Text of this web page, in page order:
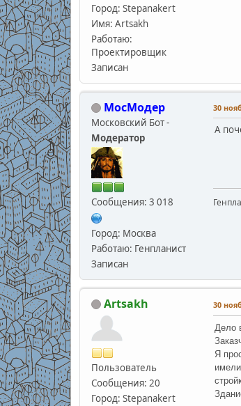
Город: Stepanakert
Имя: Artsakh
Работаю:
Проектировщик
Записан
МосМодер
Московский Бот -
Модератор
Сообщения: 3 018
Город: Москва
Работаю: Генпланист
Записан
30
А
Artsakh
Пользователь
Сообщения: 20
Город: Stepanakert
30
Дело
Я